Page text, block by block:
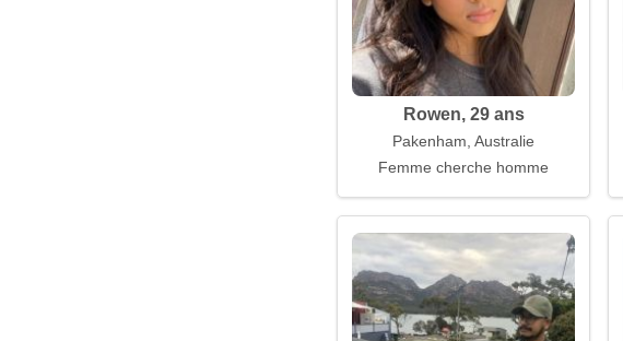
Rowen, 29 ans
Pakenham, Australie
Femme cherche homme